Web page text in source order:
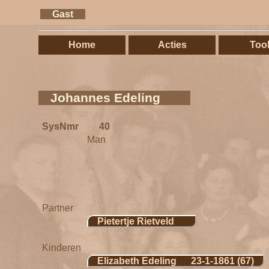
Gast
Home Acties
Johannes Edeling
SysNmr
40
Man
Partner
Pietertje Rietveld
Kinderen
Elizabeth Edeling 23-1-1861 (67)